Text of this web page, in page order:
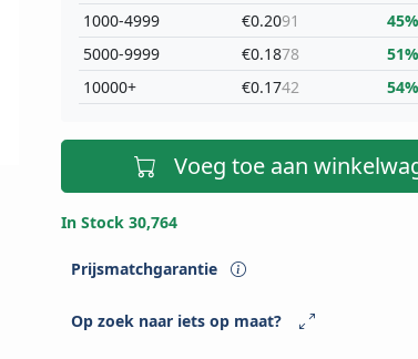
1000-4999
5000-9999
10000+
€0.2091
€0.1878
€0.1742
45%
51%
54%
Voeg toe aan
In Stock 30,764
Prijsmatchgarantie
Op zoek naar iets op maat?